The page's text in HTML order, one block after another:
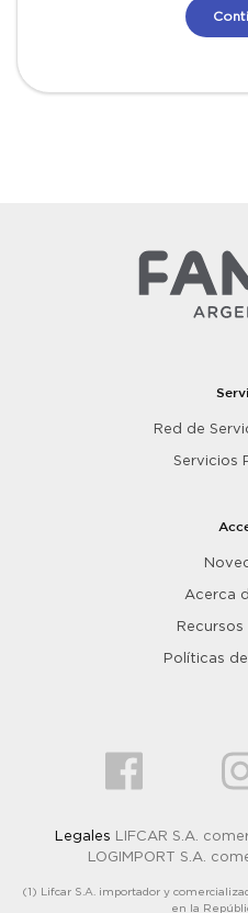
Red de
Servicios
Acerca
Recursos
Políticas
Legales LIFCAR S.A.
LOGIMPORT S.A.
(1) Lifcar S.A. importador y
en la